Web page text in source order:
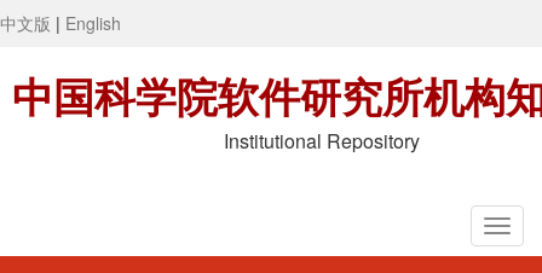
中文版 | English
中国科学院软件研究所机构
Institutional Repository